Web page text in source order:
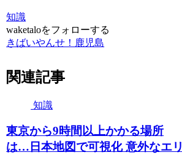
知識
waketaloをフォローする
きばいやんせ！鹿児島
関連記事
知識
東京から9時間以上かかる場所
は…日本地図で可視化 意外なエリ